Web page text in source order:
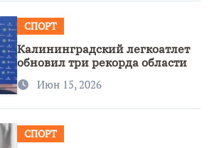
СПОРТ
Калининградский легкоатлет
обновил три рекорда области
Июн 15, 2026
СПОРТ